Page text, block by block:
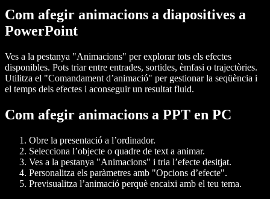
Com afegir animacions a diapositives a
PowerPoint
Ves a la pestanya "Animacions" per explorar tots els efectes
disponibles. Pots triar entre entrades, sortides, èmfasi o trajectòries.
Utilitza el "Comandament d’animació" per gestionar la seqüència i
el temps dels efectes i aconseguir un resultat fluid.
Com afegir animacions a PPT en PC
Obre la presentació a l’ordinador.
Selecciona l’objecte o quadre de text a animar.
Ves a la pestanya "Animacions" i tria l’efecte desitjat.
Personalitza els paràmetres amb "Opcions d’efecte".
Previsualitza l’animació perquè encaixi amb el teu tema.